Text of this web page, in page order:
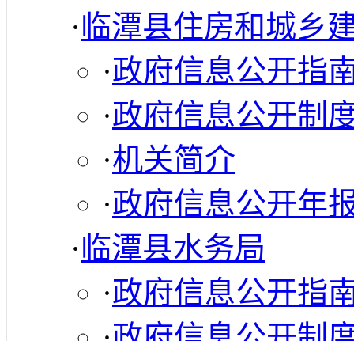
·临潭县住房和城乡
·政府信息公开指
·政府信息公开制
·机关简介
·政府信息公开年
·临潭县水务局
·政府信息公开指